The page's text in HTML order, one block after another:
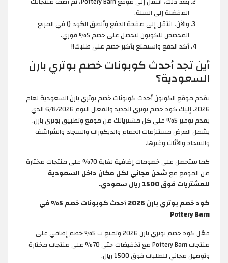
المفضلة إلى السلة.
والآن، انتقل إلى صفحة الدفع وألصق الكود () في المربع
المخصص للكوبون لتحصل على خصم 5% فوري.
أكد الدفع واستمتع بأكبر خصم على طلبك!!
أين تجد أحدث كوبونات خصم بوتري بارن
السعودية؟
يقدم موقع الكوبون أحدث كوبونات خصم بوتري بارن السعودية لعام
2026. إليك كود خصم بوتري الجديد والفعال اليوم 6/8/2026 الذي
يقدم توفير 5% على كل مشترياتك من موقع وتطبيق بوتري بارن.
يشمل العرض مستلزمات الحمام والديكورات والسجاد والشراشف
والسجاد والأثاث وغيرها.
كما ستحصل على خصومات إضافية لغاية 70% على منتجات مختارة
من الموقع مع شحن مجاني لكل مكان داخل السعودية
للمشتريات فوق 1500 ريال سعودي.
كود خصم بوتري بارن 2026 أحدث كوبونات خصم 5% في
Pottery Barn
فعّل كود خصم بوتري بارن 2026 وتمتع ب 5% خصم إضافي على
منتجات Pottery Barn مع تخفيضات حتى 70% على منتجات مختارة
وتوصيل مجاني للطلبات فوق 1500 ريال.